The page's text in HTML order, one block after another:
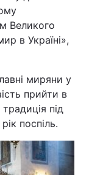
Великого
в Україні»,
миряни у
прийти в
під
поспіль.